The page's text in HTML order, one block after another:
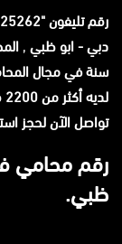
دبي - ابو ظبي ,
سنة في مجال
تواصل الآن لحجز
رقم محامي
ظبي.